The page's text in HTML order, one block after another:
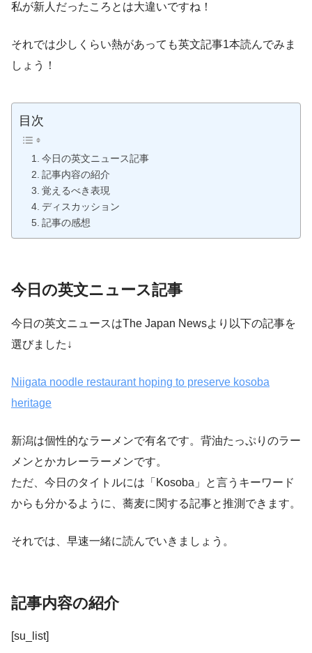
私が新人だったころとは大違いですね！
それでは少しくらい熱があっても英文記事1本読んでみま
しょう！
目次
今日の英文ニュース記事
記事内容の紹介
覚えるべき表現
ディスカッション
記事の感想
今日の英文ニュース記事
今日の英文ニュースはThe Japan Newsより以下の記事を
選びました↓
Niigata noodle restaurant hoping to preserve kosoba
heritage
新潟は個性的なラーメンで有名です。背油たっぷりのラー
メンとかカレーラーメンです。
ただ、今日のタイトルには「Kosoba」と言うキーワード
からも分かるように、蕎麦に関する記事と推測できます。
それでは、早速一緒に読んでいきましょう。
記事内容の紹介
[su_list]